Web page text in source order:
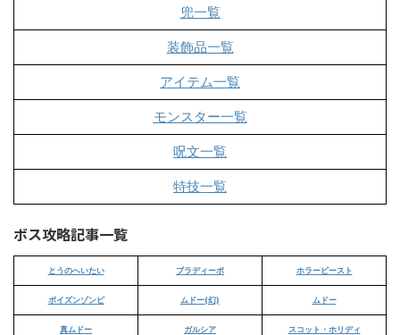
兜一覧
装飾品一覧
アイテム一覧
モンスター一覧
呪文一覧
特技一覧
ボス攻略記事一覧
とうのへいたい ブラディーポ ホラービースト
ポイズンゾンビ ムドー(幻) ムドー
真ムドー ガルシア スコット・ホリディ